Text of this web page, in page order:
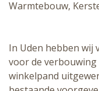
Warmtebouw,
In Uden hebben wij
voor de
winkelpand